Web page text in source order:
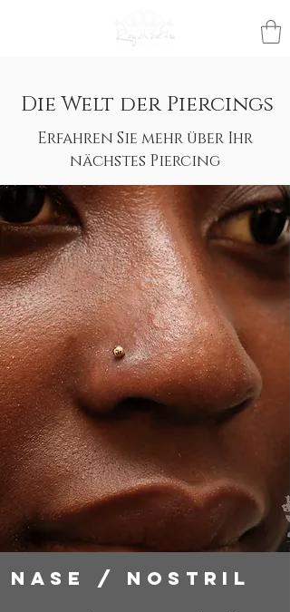
Die Welt der Piercings
Erfahren Sie mehr über Ihr
nächstes Piercing
Nase / Nostril